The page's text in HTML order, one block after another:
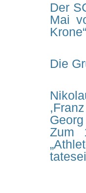
Der
Mai
Die
Zum